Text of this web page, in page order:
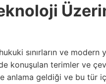
sınırların ve modern
konuşulan terimler ve
anlama geldiği ve bu tür